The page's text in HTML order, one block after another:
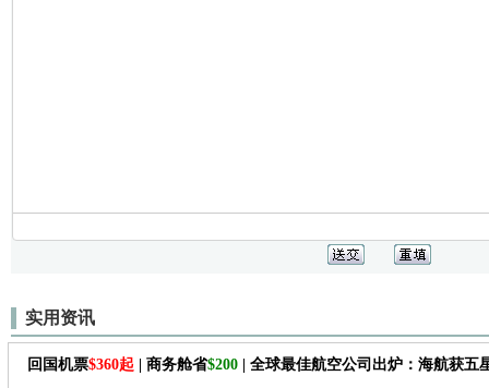
实用资讯
回国机票$360起 | 商务舱省$200 | 全球最佳航空公司出炉：海航获五